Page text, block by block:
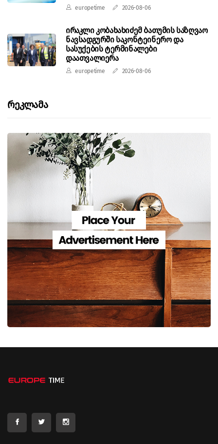
europetime 2026-08-06
ირაკლი კობახახიძემ ბათუმის საზღვაო
ნავსადგურში საკონტეინერო და
სასუქების ტერმინალები
დაათვალიერა
europetime 2026-08-06
Რეკლამა